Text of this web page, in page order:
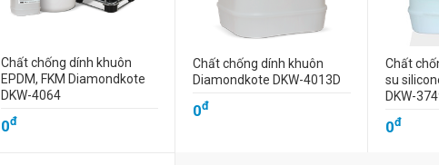
Chất chống dính khuôn
EPDM, FKM Diamondkote
DKW-4064
0đ
Chất chống dính khuôn
Diamondkote DKW-4013D
0đ
Chất
su
DKW-
0đ